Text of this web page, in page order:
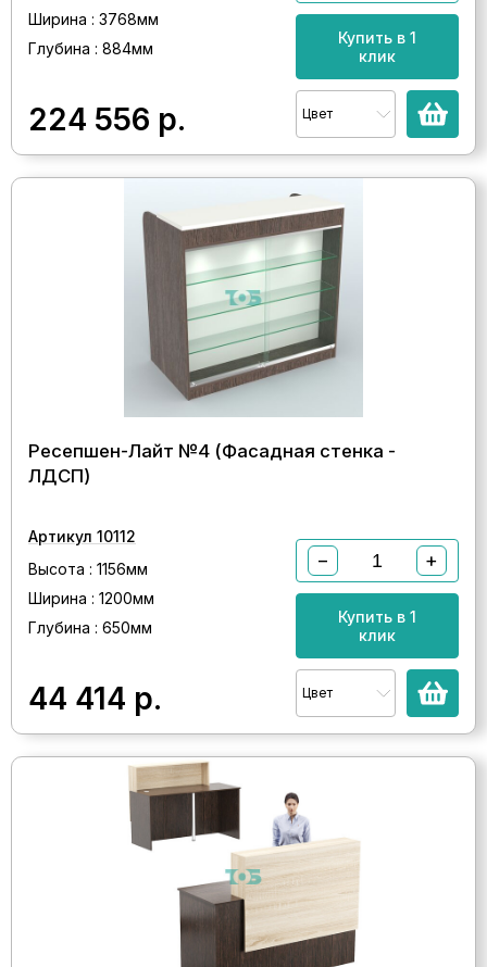
Ширина : 3768мм
Глубина : 884мм
224 556 р.
Купить в 1
клик
Цвет
Ресепшен-Лайт №4 (Фасадная стенка -
ЛДСП)
Артикул 10112
Высота : 1156мм
Ширина : 1200мм
Глубина : 650мм
44 414 р.
− +
Купить в 1
клик
Цвет